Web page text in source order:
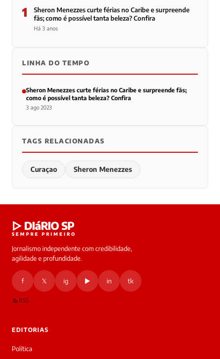
1
Sheron Menezzes curte férias no Caribe e surpreende
fãs; como é possível tanta beleza? Confira
Há 3 anos
LINHA DO TEMPO
Sheron Menezzes curte férias no Caribe e surpreende fãs;
como é possível tanta beleza? Confira
3 ago 2023
TAGS RELACIONADAS
Curaçao Sheron Menezzes
▷ DIáRIO SP
SEMPRE PRIMEIRO
Jornalismo independente com credibilidade,
agilidade e profundidade.
f 𝕏 ig ▶ in tk
RSS
EDITORIAS
Política